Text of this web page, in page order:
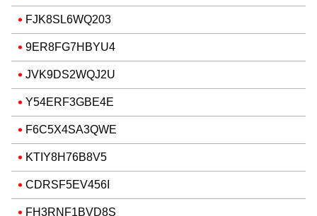
FJK8SL6WQ203
9ER8FG7HBYU4
JVK9DS2WQJ2U
Y54ERF3GBE4E
F6C5X4SA3QWE
KTIY8H76B8V5
CDRSF5EV456I
FH3RNF1BVD8S